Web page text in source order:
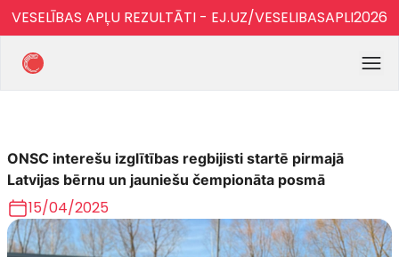
VESELĪBAS APĻU REZULTĀTI - EJ.UZ/VESELIBASAPLI2026
ONSC interešu izglītības regbijisti startē pirmajā
Latvijas bērnu un jauniešu čempionāta posmā
15/04/2025